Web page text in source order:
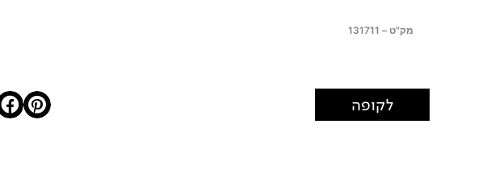
מק"ט – 131711
לקופה